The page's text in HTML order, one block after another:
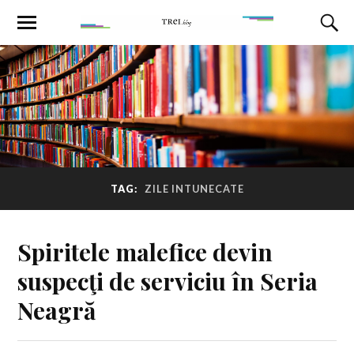
TAG: ZILE INTUNECATE
Spiritele malefice devin
suspecţi de serviciu în Seria
Neagră